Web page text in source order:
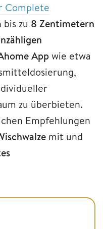
Complete
zu 8 Zentimetern
Appwie etwa
zu überbieten.
Empfehlungen
mit und